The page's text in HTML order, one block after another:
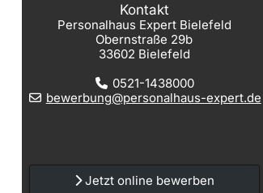
Kontakt
Personalhaus Expert Bielefeld
Obernstraße 29b
33602 Bielefeld
0521-1438000
bewerbung@personalhaus-expert.de
Jetzt online bewerben